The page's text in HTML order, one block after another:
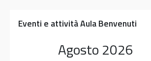
Eventi e attività Aula Benvenuti
Agosto 2026